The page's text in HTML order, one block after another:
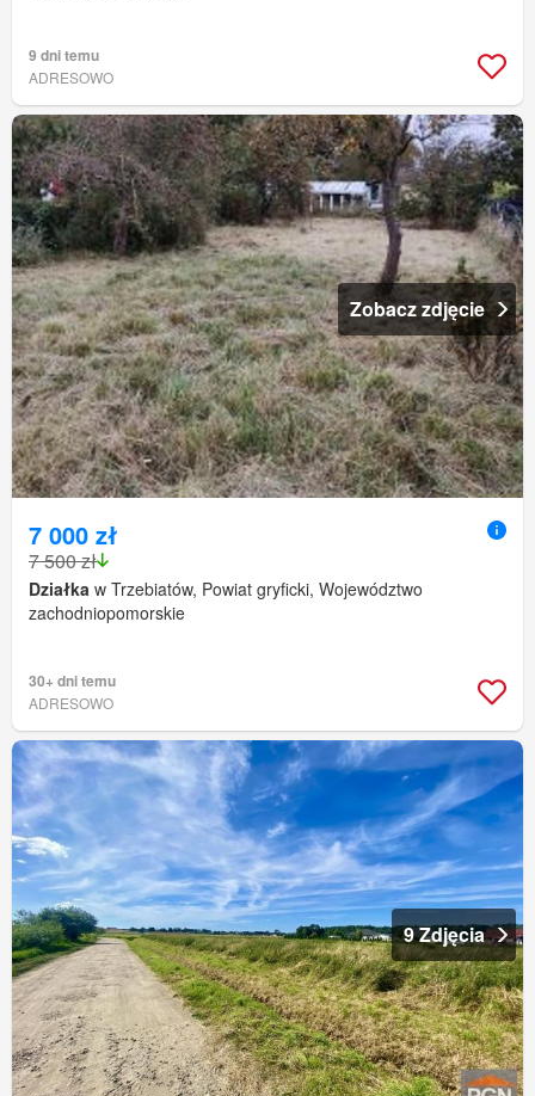
9 dni temu
ADRESOWO
Zobacz zdjęcie
7 000 zł
7 500 zł
Działka w Trzebiatów, Powiat gryficki, Województwo
zachodniopomorskie
30+ dni temu
ADRESOWO
9 Zdjęcia